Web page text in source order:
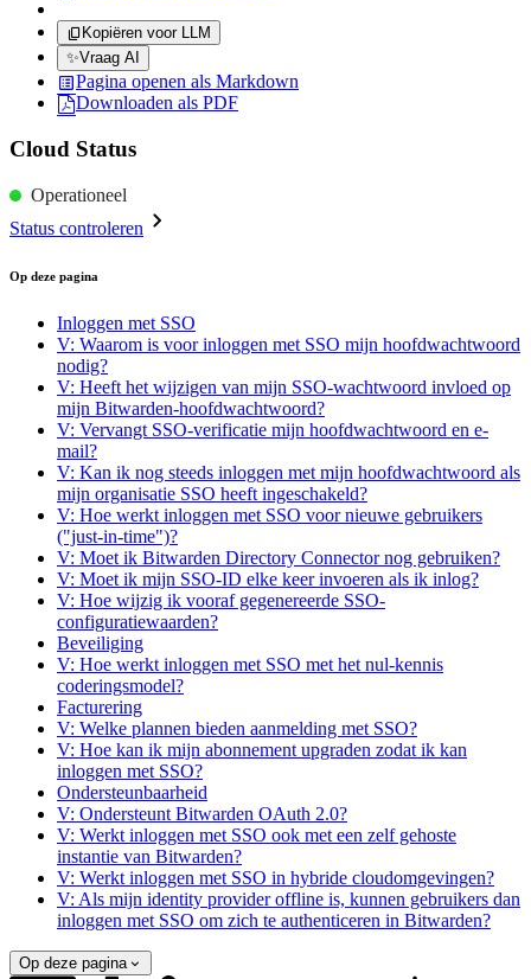
Kopiëren voor LLM
✨Vraag AI
Pagina openen als Markdown
Downloaden als PDF
Cloud Status
Operationeel
Status controleren
Op deze pagina
Inloggen met SSO
V: Waarom is voor inloggen met SSO mijn hoofdwachtwoord
nodig?
V: Heeft het wijzigen van mijn SSO-wachtwoord invloed op
mijn Bitwarden-hoofdwachtwoord?
V: Vervangt SSO-verificatie mijn hoofdwachtwoord en e-
mail?
V: Kan ik nog steeds inloggen met mijn hoofdwachtwoord als
mijn organisatie SSO heeft ingeschakeld?
V: Hoe werkt inloggen met SSO voor nieuwe gebruikers
("just-in-time")?
V: Moet ik Bitwarden Directory Connector nog gebruiken?
V: Moet ik mijn SSO-ID elke keer invoeren als ik inlog?
V: Hoe wijzig ik vooraf gegenereerde SSO-
configuratiewaarden?
Beveiliging
V: Hoe werkt inloggen met SSO met het nul-kennis
coderingsmodel?
Facturering
V: Welke plannen bieden aanmelding met SSO?
V: Hoe kan ik mijn abonnement upgraden zodat ik kan
inloggen met SSO?
Ondersteunbaarheid
V: Ondersteunt Bitwarden OAuth 2.0?
V: Werkt inloggen met SSO ook met een zelf gehoste
instantie van Bitwarden?
V: Werkt inloggen met SSO in hybride cloudomgevingen?
V: Als mijn identity provider offline is, kunnen gebruikers dan
inloggen met SSO om zich te authenticeren in Bitwarden?
Op deze pagina